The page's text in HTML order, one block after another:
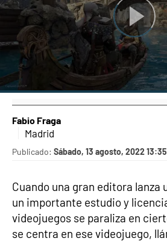
Fabio Fraga
Madrid
Publicado: Sábado, 13 agosto, 2022 13:35
Cuando una gran editora lanza
un importante estudio y
videojuegos se paraliza en
se centra en ese videojuego,